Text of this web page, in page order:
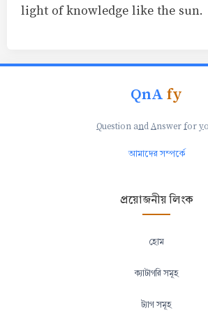
light of knowledge like the sun.
QnAfy
Question andAnswer fory
আমাদের সম্পর্কে
প্রয়োজনীয় লিংক
হোম
ক্যাটাগরি সমূহ
ট্যাগ সমূহ